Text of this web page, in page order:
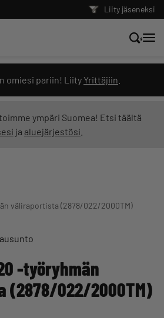
Liity jäseneksi
omiesi pariin! Liity Yrittäjiin
ympäri Suomea! Etsi täältä
ja aluejärjestösi
väliraportista (2878/022/2000TM)
-työryhmän
(2878/022/2000TM)
kysy suoraan